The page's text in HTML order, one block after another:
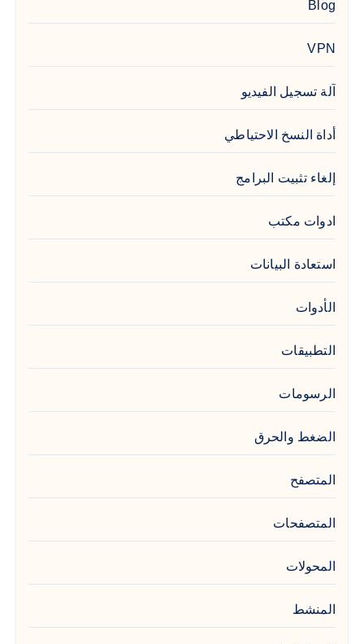
Blog
VPN
آلة تسجيل الفيديو
أداة النسخ الاحتياطي
إلغاء تثبيت البرامج
ادوات مكتب
استعادة البيانات
الأدوات
التطبيقات
الرسومات
الضغط والحرق
المتصفح
المتصفحات
المحولات
المنشط